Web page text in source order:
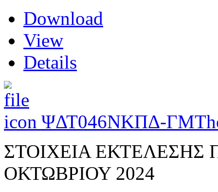
Download
View
Details
ΨΔΤ046ΝΚΠΔ-ΓΜΤ
ΣΤΟΙΧΕΙΑ
ΟΚΤΩΒΡΙΟΥ 2024